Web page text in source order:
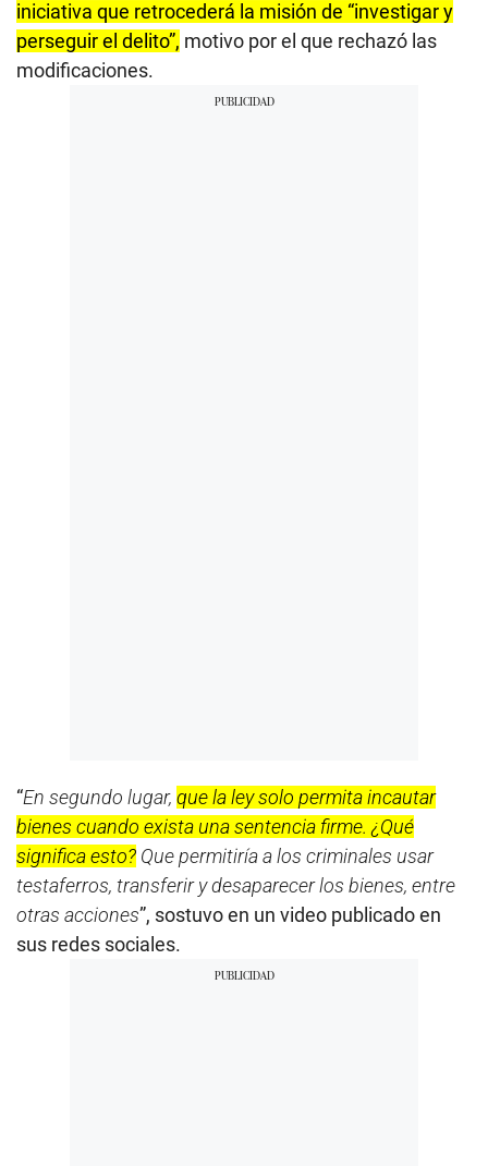
iniciativa que retrocederá la misión de “investigar y
perseguir el delito”, motivo por el que rechazó las
modificaciones.
“En segundo lugar, que la ley solo permita incautar
bienes cuando exista una sentencia firme. ¿Qué
significa esto? Que permitiría a los criminales usar
testaferros, transferir y desaparecer los bienes, entre
otras acciones”, sostuvo en un video publicado en
sus redes sociales.